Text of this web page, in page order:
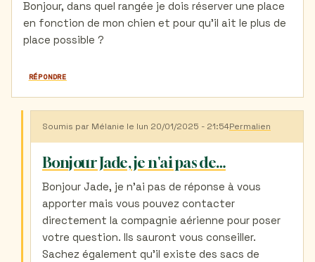
Bonjour, dans quel rangée je dois réserver une place
en fonction de mon chien et pour qu’il ait le plus de
place possible ?
RÉPONDRE
Soumis par Mélanie le lun 20/01/2025 - 21:54
En
réponse
à
Choisir
sa
place
en
fonction
de
son
chien
Permalien
Bonjour Jade, je n'ai pas de…
Bonjour Jade, je n'ai pas de réponse à vous
apporter mais vous pouvez contacter
directement la compagnie aérienne pour poser
votre question. Ils sauront vous conseiller.
Sachez également qu'il existe des sacs de